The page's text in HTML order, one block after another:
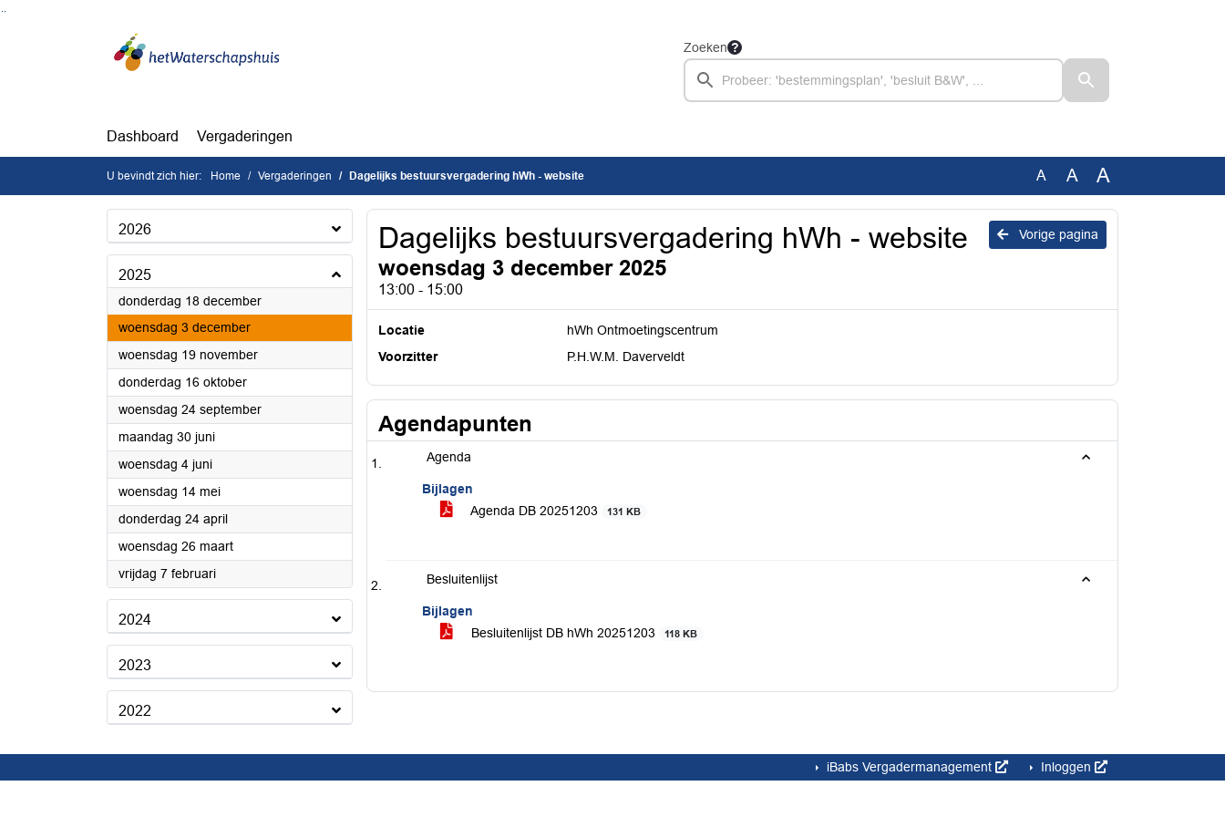
Zoeken
Dashboard Vergaderingen
U bevindt zich hier: Home Vergaderingen Dagelijks bestuursvergadering hWh - website A A A
2026
2025
donderdag 18 december2025
woensdag 3 december2025
woensdag 19 november2025
donderdag 16 oktober2025
woensdag 24 september2025
maandag 30 juni2025
woensdag 4 juni2025
woensdag 14 mei2025
donderdag 24 april2025
woensdag 26 maart2025
vrijdag 7 februari2025
2024
2023
2022
Vorige pagina
Dagelijks bestuursvergadering hWh - website
woensdag 3 december 2025
13:00 - 15:00
Locatie
hWh Ontmoetingscentrum
Voorzitter
P.H.W.M. Daverveldt
Agendapunten
Agenda
Bijlagen
Agenda DB 20251203
131 KB
Besluitenlijst
Bijlagen
Besluitenlijst DB hWh 20251203
118 KB
iBabs Vergadermanagement Inloggen